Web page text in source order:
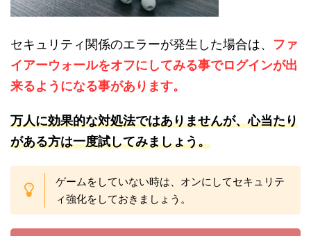
セキュリティ関係のエラーが発生した場合は、 ファ
イアーウォールをオフにしてみる事でログインが出
来るようになる事があります。
万人に効果的な対処法ではありませんが、心当たり
がある方は一度試してみましょう。
ゲームをしていない時は、オンにしてセキュリテ
ィ強化をしておきましょう。